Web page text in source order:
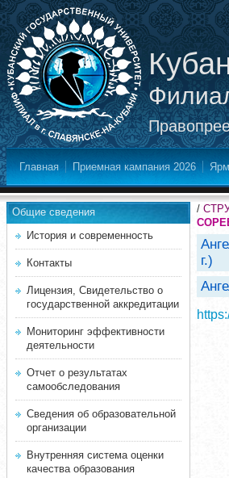
Главная Приемная кампания 2026
Общие сведения
История и современность
Контакты
Лицензия, Свидетельство о
государственной аккредитации
Мониторинг эффективности
деятельности
Отчет о результатах
самообследования
Сведения об образовательной
организации
Внутренняя система оценки
качества образования
/
г.)